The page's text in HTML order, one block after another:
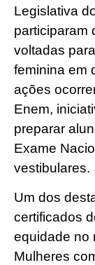
Legislativa
participaram
voltadas
feminina em
ações
Enem,
preparar
Exame
vestibulares.
Um dos
certificados
equidade no
Mulheres